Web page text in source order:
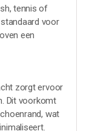
tennis of
voor
een
zorgt ervoor
Dit voorkomt
wat